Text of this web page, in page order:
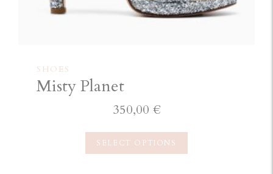
SHOES
Misty Planet
350,00 €
SELECT OPTIONS